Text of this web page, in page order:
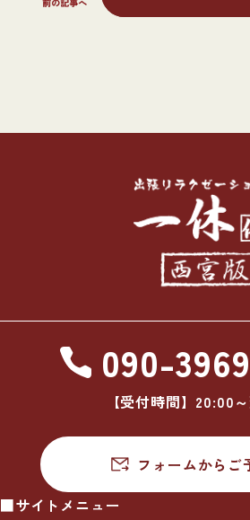
090-
【受付時間】20:00
フォームからご
■サイトメニュー